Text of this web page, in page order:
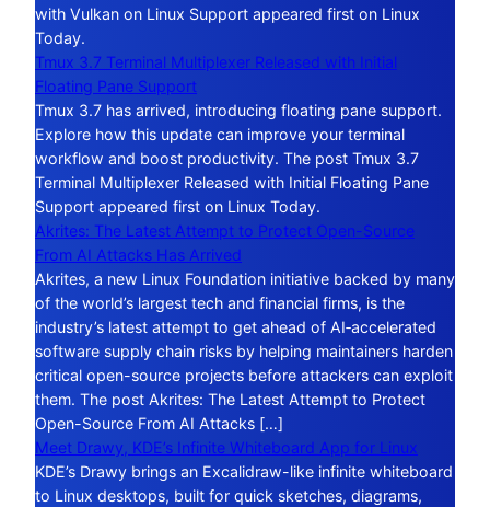
with Vulkan on Linux Support appeared first on Linux
Today.
Tmux 3.7 Terminal Multiplexer Released with Initial
Floating Pane Support
Tmux 3.7 has arrived, introducing floating pane support.
Explore how this update can improve your terminal
workflow and boost productivity. The post Tmux 3.7
Terminal Multiplexer Released with Initial Floating Pane
Support appeared first on Linux Today.
Akrites: The Latest Attempt to Protect Open-Source
From AI Attacks Has Arrived
Akrites, a new Linux Foundation initiative backed by many
of the world’s largest tech and financial firms, is the
industry’s latest attempt to get ahead of AI‑accelerated
software supply chain risks by helping maintainers harden
critical open-source projects before attackers can exploit
them. The post Akrites: The Latest Attempt to Protect
Open-Source From AI Attacks […]
Meet Drawy, KDE’s Infinite Whiteboard App for Linux
KDE’s Drawy brings an Excalidraw-like infinite whiteboard
to Linux desktops, built for quick sketches, diagrams,